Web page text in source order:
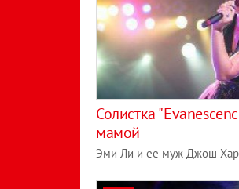
Солистка
мамой
Эми Ли и ее муж Джош